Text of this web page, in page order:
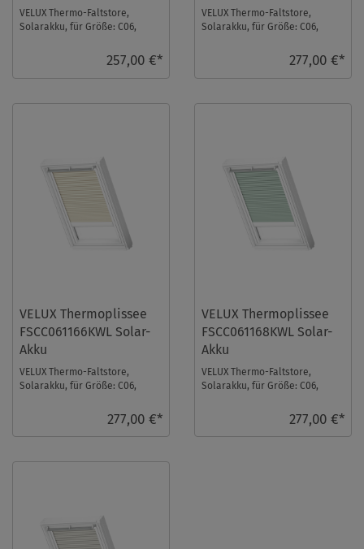
VELUX Thermo-Faltstore,
Solarakku, für Größe: C06,
Schiene, io-homecontr ...257,00 €*
VELUX Thermo-Faltstore,
Solarakku, für Größe: C06,
277,00 €*
VELUX Thermoplissee
FSCC061166KWL Solar-
Akku
VELUX Thermo-Faltstore,
Solarakku, für Größe: C06,
Schiene, io-homecontr ...277,00 €*
VELUX Thermoplissee
FSCC061168KWL Solar-
Akku
VELUX Thermo-Faltstore,
Solarakku, für Größe: C06,
Schiene, io-homecont ...277,00 €*